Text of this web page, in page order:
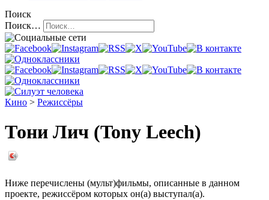
Поиск
Поиск…
Кино > Режиссёры
Тони Лич (Tony Leech)
Ниже перечислены (мульт)фильмы, описанные в данном
проекте, режиссёром которых он(а) выступал(а).